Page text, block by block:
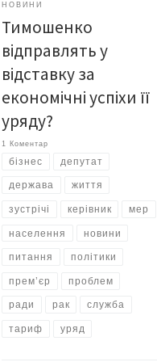
Неупереджений аналіз роботи
Уряду подає в економічному огляді
агентство УНІАН.
НОВИНИ
Тимошенко
відправлять у
відставку за
економічні успіхи її
уряду?
1 Коментар
бізнес депутат
держава життя
зустрічі керівник мер
населення новини
питання політики
прем’єр проблем
ради рак служба
тариф уряд